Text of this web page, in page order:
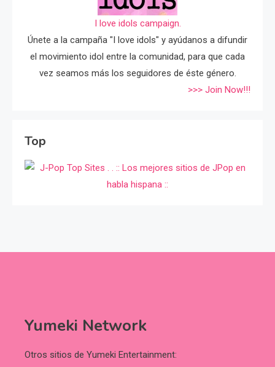
I love idols campaign.
Únete a la campaña "I love idols" y ayúdanos a difundir
el movimiento idol entre la comunidad, para que cada
vez seamos más los seguidores de éste género.
>>> Join Now!!!
Top
Yumeki Network
Otros sitios de Yumeki Entertainment: